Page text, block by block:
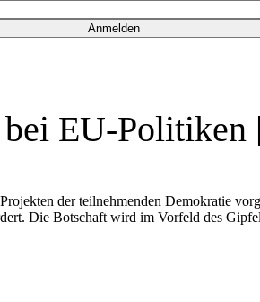
Anmelden
EU-Politiken
der teilnehmenden Demokratie
Die Botschaft wird im Vorfeld des